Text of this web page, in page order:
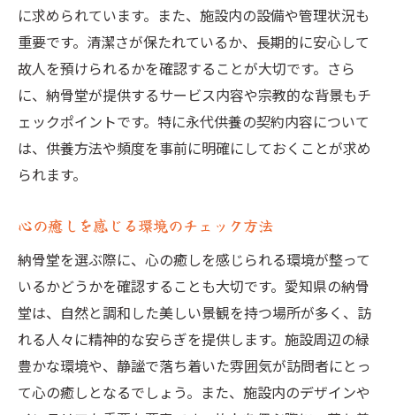
に求められています。また、施設内の設備や管理状況も
重要です。清潔さが保たれているか、長期的に安心して
故人を預けられるかを確認することが大切です。さら
に、納骨堂が提供するサービス内容や宗教的な背景もチ
ェックポイントです。特に永代供養の契約内容について
は、供養方法や頻度を事前に明確にしておくことが求め
られます。
心の癒しを感じる環境のチェック方法
納骨堂を選ぶ際に、心の癒しを感じられる環境が整って
いるかどうかを確認することも大切です。愛知県の納骨
堂は、自然と調和した美しい景観を持つ場所が多く、訪
れる人々に精神的な安らぎを提供します。施設周辺の緑
豊かな環境や、静謐で落ち着いた雰囲気が訪問者にとっ
て心の癒しとなるでしょう。また、施設内のデザインや